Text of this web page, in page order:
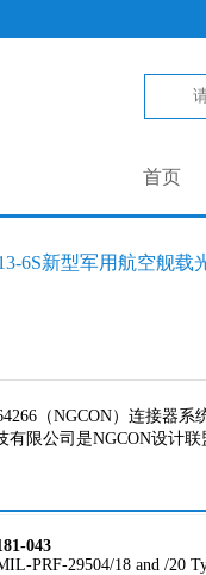
首页
6S新型军用航空舰载
（NGCON）连接器
限公司是NGCON设计
043
PRF-29504/18 and /20